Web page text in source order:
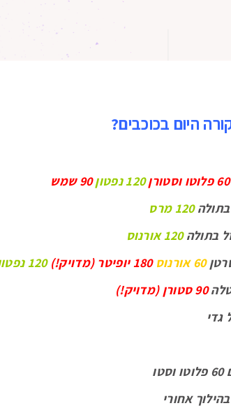
היום בכוכבים?
60 פלוטו וסטורן 120 נפטון
90 שמש
120 מרס
בתולה120 אורנוס
60 אורנוס 180 יופיטר (מדויק!)
120 נפטון
90 סטורן (מדויק!)
גדי
אחורי